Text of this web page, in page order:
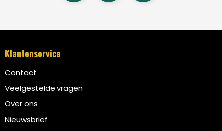
Klantenservice
Contact
Veelgestelde vragen
Over ons
Nieuwsbrief